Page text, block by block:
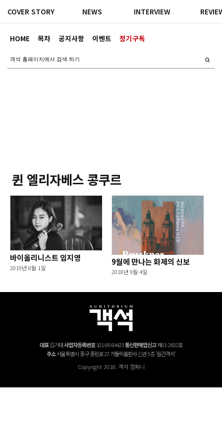
HOME 목차 공지사항 이벤트 정기구독
COVER STORY NEWS INTERVIEW
퀸 엘리자베스 콩쿠르
바이올리니스트 임지영
2019년 8월 1일
9월에 만나는 화제의 신보
2018년 9월 4일
대표김기태사업자등록번호101-86-84423통신판매업신고제01-2602호
주소서울특별시 중구 중림로 27 가톨릭출판사 신관 5층 '월간객석'
Copyright 2018. 객석 컴퍼니